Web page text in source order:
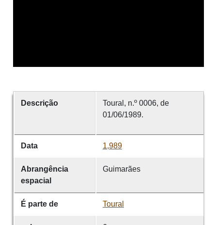
Descrição
Toural, n.º 0006, de
01/06/1989.
Data 1,989
Abrangência
espacial
Guimarães
É parte de Toural